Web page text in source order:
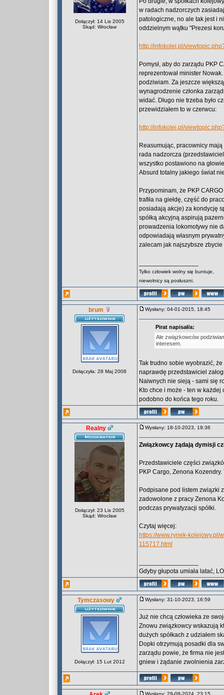
Dołączył: 14 Lis 2005
Skąd: Wrocław
w radach nadzorczych
patologiczne, no ale tak jest i
oddzielnym wątku "Prezesi
http://infokolej.pl/
Pomysł, aby do zarządu PKP
reprezentował minister
podziwiam. Za jeszcze
wynagrodzenie członka
widać. Długo nie trzeba było
przewidziałem to w czerwcu:
http://infokolej.pl/
Reasumując, pracownicy
rada nadzorcza
wszystko postawiono na
Absurd totalny jakiego świat
Przypominam, że PKP
trafiła na giełdę, część do
posiadają akcje) za kondycję
spółką akcyjną aspirują
prowadzenia lokomotywy nie
odpowiadają własnym
zalecam jak najszybsze zbycie
Tylko człowiek wolny się buntuje,
niewolnicy są posłuszni.
brum
Dołączyła: 28 Maj 2008
Wysłany: 04-01-2015, 18:45
Pirat napisał/a:
Ale związkowców
interesem.
Tak trudno sobie wyobrazić,
naprawdę przedstawiciel
Naiwnych nie sieją - sami się
Kto chce i może - ten w
podobno do końca tego roku.
Realny
Dołączył: 23 Lis 2005
Skąd: Wrocław
Wysłany: 18-10-2023, 19:36
Związkowcy żądają dymisji
Przedstawiciele części
PKP Cargo, Zenona Kozendry.
Podpisane pod listem związki
zadowolone z pracy Zenona
podczas prywatyzacji spółki.
Czytaj więcej:
https://www.rynek-
115717.html
Gdyby głupota umiała latać,
Tymczasowy
Dołączył: 15 Lut 2012
Wysłany: 31-10-2023, 16:59
Już nie chcą człowieka ze
Znowu związkowcy wskazują
dużych spółkach z udziałem
Dopki otrzymują posadki dla
zarządu powie, że firma nie
gniew i żądanie zwolnienia
Wysłany: 29-08-2024, 23:15